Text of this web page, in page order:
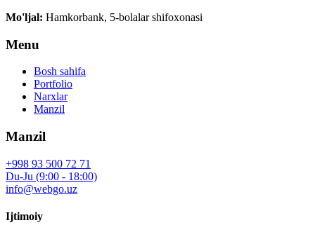
Mo'ljal: Hamkorbank, 5-bolalar shifoxonasi
Menu
Bosh sahifa
Portfolio
Narxlar
Manzil
Manzil
+998 93 500 72 71
Du-Ju (9:00 - 18:00)
info@webgo.uz
Ijtimoiy